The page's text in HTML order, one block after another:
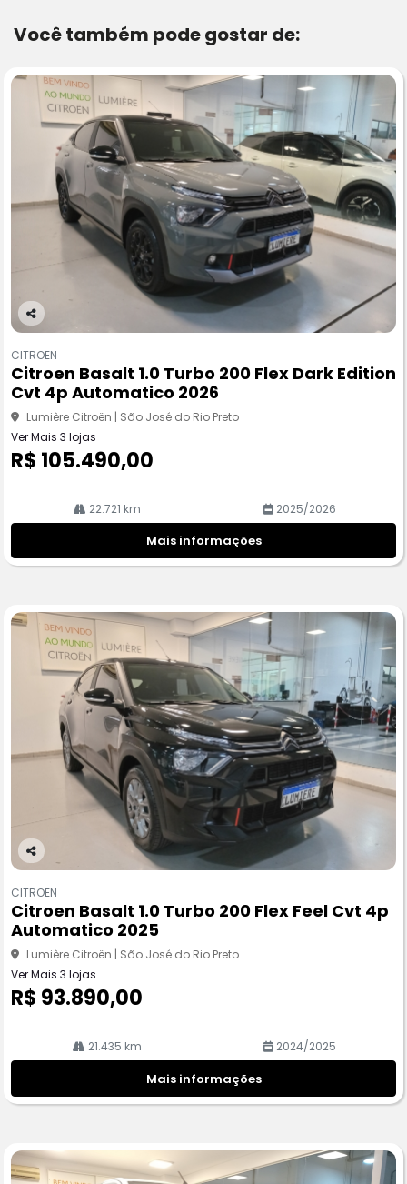
Você também pode gostar de:
Co
pa
rtil
he
CITROEN
Citroen Basalt 1.0 Turbo 200 Flex Dark Edition
Cvt 4p Automatico 2026
Lumière Citroën | São José do Rio Preto
Ver Mais 3 lojas
R$ 105.490,00
22.721 km 2025/2026
Mais informações
Co
pa
rtil
he
CITROEN
Citroen Basalt 1.0 Turbo 200 Flex Feel Cvt 4p
Automatico 2025
Lumière Citroën | São José do Rio Preto
Ver Mais 3 lojas
R$ 93.890,00
21.435 km 2024/2025
Mais informações